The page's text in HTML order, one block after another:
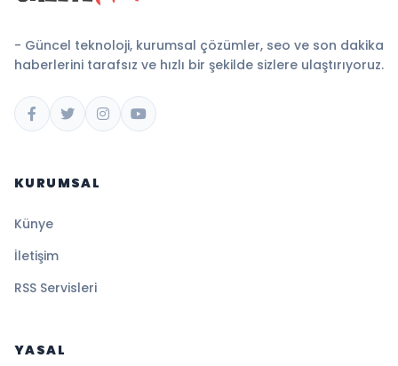
- Güncel teknoloji, kurumsal çözümler, seo ve son dakika
haberlerini tarafsız ve hızlı bir şekilde sizlere ulaştırıyoruz.
KURUMSAL
Künye
İletişim
RSS Servisleri
YASAL